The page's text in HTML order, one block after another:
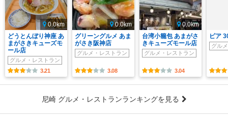
0.0km
どうとんぼり神座 あ
まがさきキューズモ
ール店
グルメ・レストラン
3.21
0.0km
グリーングルメ あま
がさき阪神店
グルメ・レストラン
3.08
0.0km
台湾小籠包 あまがさ
きキューズモール店
グルメ・レストラン
3.04
ピア
グル
尼崎 グルメ・レストランランキングを見る